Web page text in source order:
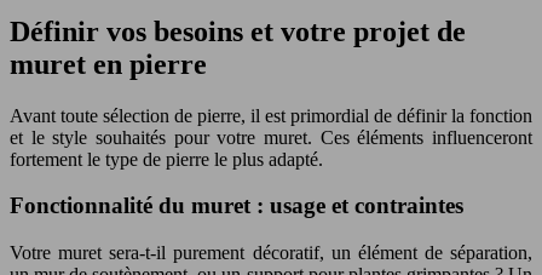
Définir vos besoins et votre projet de
muret en pierre
Avant toute sélection de pierre, il est primordial de définir la fonction
et le style souhaités pour votre muret. Ces éléments influenceront
fortement le type de pierre le plus adapté.
Fonctionnalité du muret : usage et contraintes
Votre muret sera-t-il purement décoratif, un élément de séparation,